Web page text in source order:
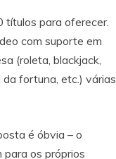
títulos para oferecer.
com suporte em
(roleta, blackjack,
da fortuna, etc.) várias
é óbvia – o
os próprios